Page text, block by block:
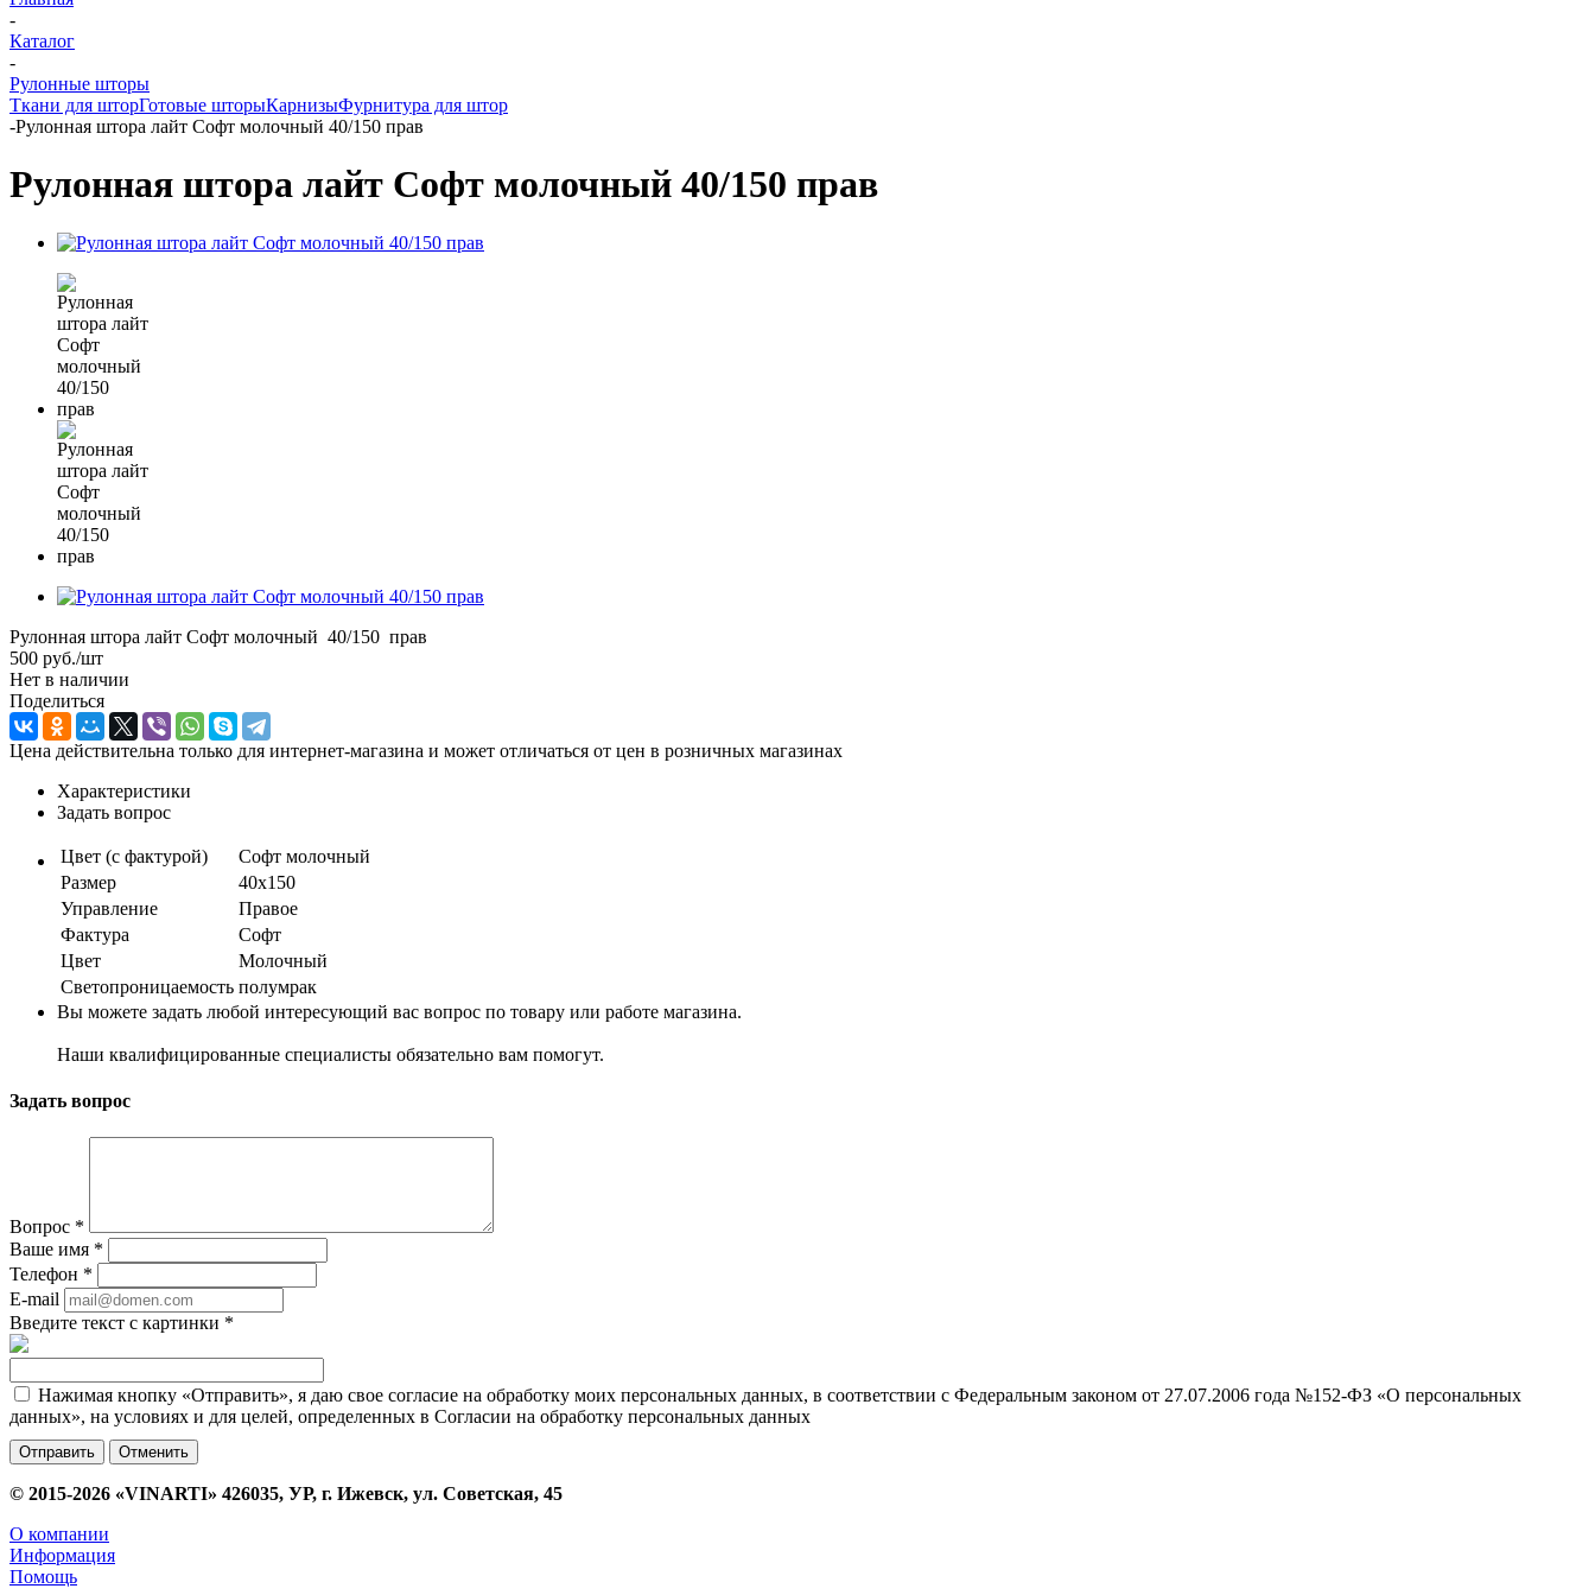
-
Каталог
-
Рулонные шторы
Ткани для шторГотовые шторыКарнизыФурнитура для штор
-Рулонная штора лайт Софт молочный 40/150 прав
Рулонная штора лайт Софт молочный 40/150 прав
Рулонная штора лайт Софт молочный 40/150 прав
500 руб./шт
Нет в наличии
Поделиться
Цена действительна только для интернет-магазина и может отличаться от цен в розничных магазинах
Характеристики
Задать вопрос
Цвет (с фактурой)
Софт молочный
Размер
40х150
Управление
Правое
Фактура
Софт
Цвет
Молочный
Светопроницаемость полумрак
Вы можете задать любой интересующий вас вопрос по товару или работе магазина.
Наши квалифицированные специалисты обязательно вам помогут.
Задать вопрос
Вопрос *
Ваше имя *
Телефон *
E-mail
Введите текст с картинки *
Нажимая кнопку «Отправить», я даю свое согласие на обработку моих персональных данных, в соответствии с Федеральным законом от 27.07.2006 года №152-ФЗ «О персональных
данных», на условиях и для целей, определенных в Согласии на обработку персональных данных
Отменить
© 2015-2026 «VINARTI» 426035, УР, г. Ижевск, ул. Советская, 45
О компании
Информация
Помощь